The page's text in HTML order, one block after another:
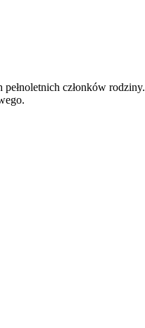
członków rodziny.